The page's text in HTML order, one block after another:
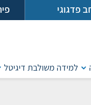
פדגוגי
למידה משולבת דיגיטל